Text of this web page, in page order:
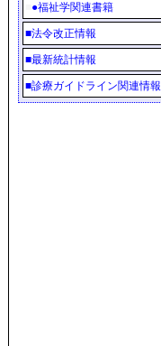
●福祉学関連書籍
■法令改正情報
■最新統計情報
■診療ガイドライン関連情報